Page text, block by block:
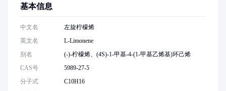
基本信息
中文名
左旋柠檬烯
英文名
L-Limonene
别名
(-)-柠檬烯、(4S)-1-甲基-4-(1-甲基乙烯基)环己烯
CAS号
5989-27-5
分子式
C10H16